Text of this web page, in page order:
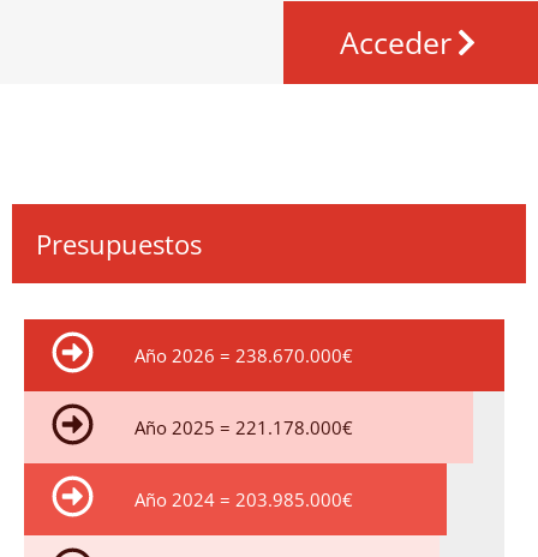
Acceder
Presupuestos
Año 2026 = 238.670.000€
Año 2025 = 221.178.000€
Año 2024 = 203.985.000€